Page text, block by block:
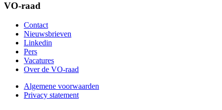
VO-raad
Contact
Nieuwsbrieven
Linkedin
Pers
Vacatures
Over de VO-raad
Algemene voorwaarden
Privacy statement